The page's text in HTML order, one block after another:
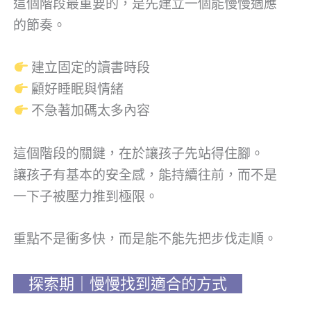
這個階段最重要的，是先建立一個能慢慢適應
的節奏。
建立固定的讀書時段
顧好睡眠與情緒
不急著加碼太多內容
這個階段的關鍵，在於讓孩子先站得住腳。
讓孩子有基本的安全感，能持續往前，而不是
一下子被壓力推到極限。
重點不是衝多快，而是能不能先把步伐走順。
探索期｜慢慢找到適合的方式